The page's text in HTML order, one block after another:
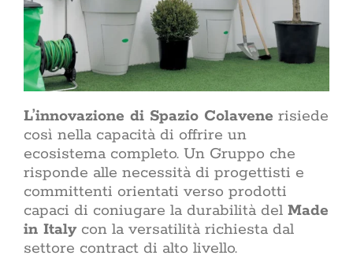
L’innovazione di Spazio Colavene risiede
così nella capacità di offrire un
ecosistema completo. Un Gruppo che
risponde alle necessità di progettisti e
committenti orientati verso prodotti
capaci di coniugare la durabilità del Made
in Italycon la versatilità richiesta dal
settore contract di alto livello.